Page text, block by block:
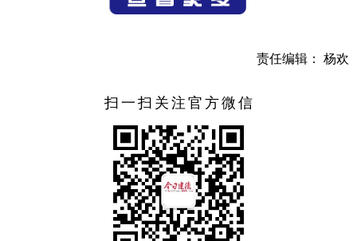
（记者 吕蕾）
责任编辑： 杨欢
扫一扫关注官方微信